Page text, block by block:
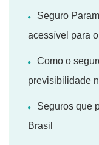
Seguro
acessível para
Como o
previsibilidade
Seguros que
Brasil